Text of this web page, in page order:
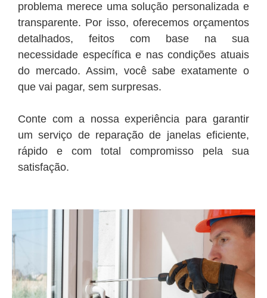
problema merece uma solução personalizada e
transparente. Por isso, oferecemos orçamentos
detalhados, feitos com base na sua
necessidade específica e nas condições atuais
do mercado. Assim, você sabe exatamente o
que vai pagar, sem surpresas.
Conte com a nossa experiência para garantir
um serviço de reparação de janelas eficiente,
rápido e com total compromisso pela sua
satisfação.